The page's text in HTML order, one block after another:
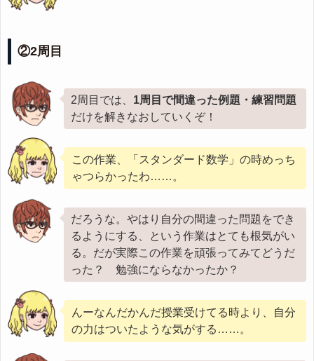
②2周目
2周目では、 1周目で間違った例題・練習問題
だけを解きなおしていくぞ！
この作業、「スタンダード数学」の時めっち
ゃつらかったわ……。
だろうな。やはり自分の間違った問題をでき
るようにする、という作業はとても根気がい
る。だが実際この作業を頑張ってみてどうだ
った？ 勉強にならなかったか？
んーなんだかんだ授業受けてる時より、自分
の力はついたような気がする……。